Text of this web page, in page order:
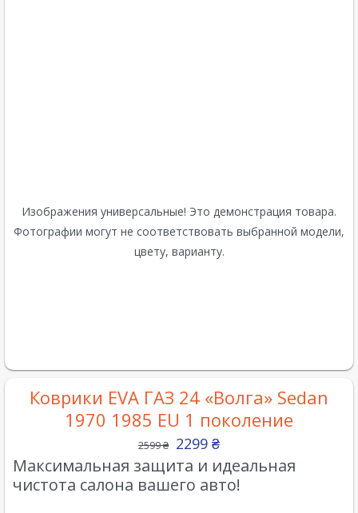
Изображения универсальные! Это демонстрация товара.
Фотографии могут не соответствовать выбранной модели,
цвету, варианту.
Коврики EVA ГАЗ 24 «Волга» Sedan
1970 1985 EU 1 поколение
2599₴ 2299 ₴
Максимальная защита и идеальная
чистота салона вашего авто!